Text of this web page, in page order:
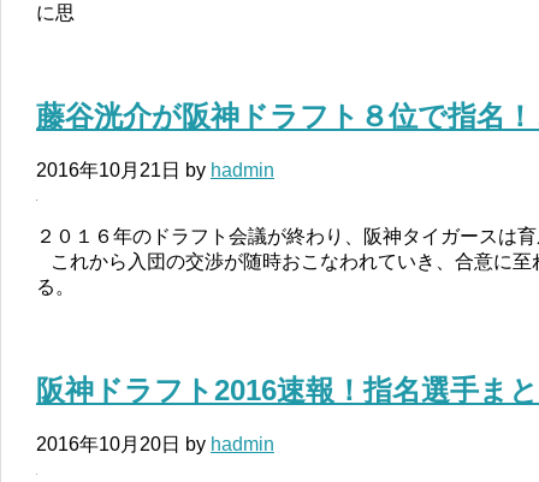
に思
藤谷洸介が阪神ドラフト８位で指名
2016年10月21日 by hadmin
２０１６年のドラフト会議が終わり、阪神タイガースは
これから入団の交渉が随時おこなわれていき、合意に
る。
阪神ドラフト2016速報！指名選手ま
2016年10月20日 by hadmin